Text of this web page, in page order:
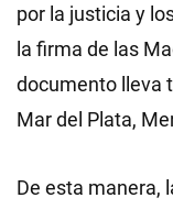
por la justicia y
la firma de las
documento lleva
Mar del Plata,
De esta manera,